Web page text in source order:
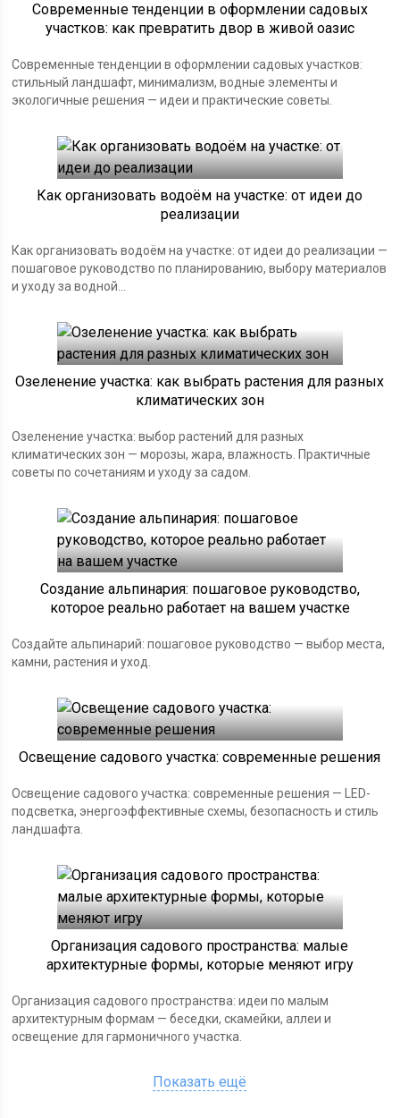
Современные тенденции в оформлении садовых
участков: как превратить двор в живой оазис
Современные тенденции в оформлении садовых участков:
стильный ландшафт, минимализм, водные элементы и
экологичные решения — идеи и практические советы.
Как организовать водоём на участке: от идеи до
реализации
Как организовать водоём на участке: от идеи до реализации —
пошаговое руководство по планированию, выбору материалов
и уходу за водной...
Озеленение участка: как выбрать растения для разных
климатических зон
Озеленение участка: выбор растений для разных
климатических зон — морозы, жара, влажность. Практичные
советы по сочетаниям и уходу за садом.
Создание альпинария: пошаговое руководство,
которое реально работает на вашем участке
Создайте альпинарий: пошаговое руководство — выбор места,
камни, растения и уход.
Освещение садового участка: современные решения
Освещение садового участка: современные решения — LED-
подсветка, энергоэффективные схемы, безопасность и стиль
ландшафта.
Организация садового пространства: малые
архитектурные формы, которые меняют игру
Организация садового пространства: идеи по малым
архитектурным формам — беседки, скамейки, аллеи и
освещение для гармоничного участка.
Показать ещё